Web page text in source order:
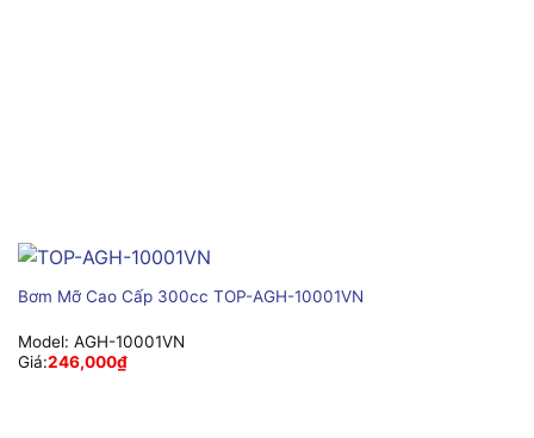
Bơm Mỡ Cao Cấp 300cc TOP-AGH-10001VN
Model: AGH-10001VN
Giá:246,000₫